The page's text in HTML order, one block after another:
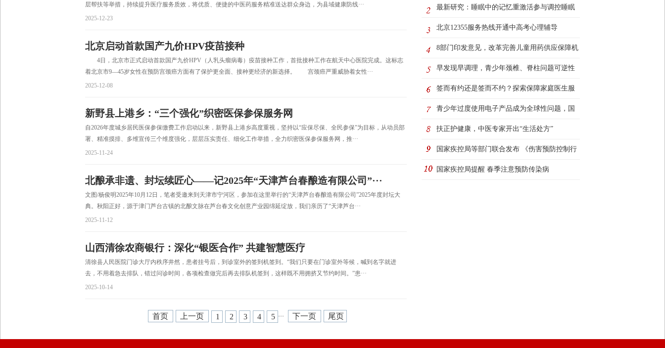
层帮扶等举措，持续提升医疗服务质效，将优质、便捷的中医药服务精准送达群众身边，为县域健康防线···
2025-12-23
北京启动首款国产九价HPV疫苗接种
4日，北京市正式启动首款国产九价HPV（人乳头瘤病毒）疫苗接种工作，首批接种工作在航天中心医院完成。这标志
着北京市9—45岁女性在预防宫颈癌方面有了保护更全面、接种更经济的新选择。 宫颈癌严重威胁着女性···
2025-12-08
新野县上港乡：“三个强化”织密医保参保服务网
自2026年度城乡居民医保参保缴费工作启动以来，新野县上港乡高度重视，坚持以“应保尽保、全民参保”为目标，从动员部
署、精准摸排、多维宣传三个维度强化，层层压实责任、细化工作举措，全力织密医保参保服务网，推···
2025-11-24
北酿承非遗、封坛续匠心——记2025年“天津芦台春酿造有限公司”···
文图/杨俊明2025年10月12日，笔者受邀来到天津市宁河区，参加在这里举行的“天津芦台春酿造有限公司”2025年度封坛大
典。秋阳正好，源于津门芦台古镇的北酿文脉在芦台春文化创意产业园绵延绽放，我们亲历了“天津芦台···
2025-11-12
山西清徐农商银行：深化“银医合作” 共建智慧医疗
清徐县人民医院门诊大厅内秩序井然，患者挂号后，到诊室外的签到机签到。“我们只要在门诊室外等候，喊到名字就进
去，不用着急去排队，错过问诊时间，各项检查做完后再去排队机签到，这样既不用拥挤又节约时间。”患···
2025-10-14
首页 上一页 1 2 3 4 5 ··· 下一页 尾页
最新研究：睡眠中的记忆重激活参与调控睡眠
动态
北京12355服务热线开通中高考心理辅导
8部门印发意见，改革完善儿童用药供应保障机
制 让更多孩子用上好···
早发现早调理，青少年颈椎、脊柱问题可逆性
极强
签而有约还是签而不约？探索保障家庭医生服
务新路径
青少年过度使用电子产品成为全球性问题，国
际社会呼吁构建协同治···
扶正护健康，中医专家开出“生活处方”
国家疾控局等部门联合发布 《伤害预防控制行
动计划（2026—2030年···
国家疾控局提醒 春季注意预防传染病